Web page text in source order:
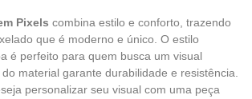
Pixels combina estilo e conforto, trazendo
que é moderno e único. O estilo
é perfeito para quem busca um visual
material garante durabilidade e resistência.
personalizar seu visual com uma peça